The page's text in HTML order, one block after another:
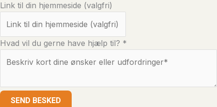
Link til din hjemmeside (valgfri)
Hvad vil du gerne have hjælp til? *
SEND BESKED